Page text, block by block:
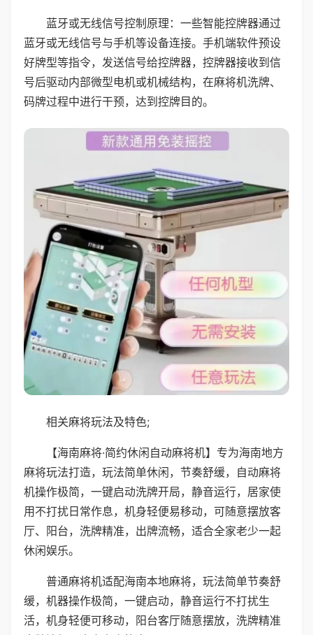
蓝牙或无线信号控制原理：一些智能控牌器通过
蓝牙或无线信号与手机等设备连接。手机端软件预设
好牌型等指令，发送信号给控牌器，控牌器接收到信
号后驱动内部微型电机或机械结构，在麻将机洗牌、
码牌过程中进行干预，达到控牌目的。
相关麻将玩法及特色;
【海南麻将·简约休闲自动麻将机】专为海南地方
麻将玩法打造，玩法简单休闲，节奏舒缓，自动麻将
机操作极简，一键启动洗牌开局，静音运行，居家使
用不打扰日常作息，机身轻便易移动，可随意摆放客
厅、阳台，洗牌精准，出牌流畅，适合全家老少一起
休闲娱乐。
普通麻将机适配海南本地麻将，玩法简单节奏舒
缓，机器操作极简，一键启动，静音运行不打扰生
活，机身轻便可移动，阳台客厅随意摆放，洗牌精准